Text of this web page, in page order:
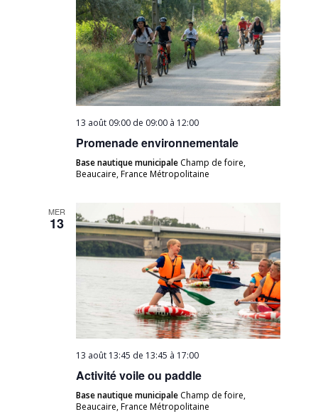
13 août 09:00 de 09:00 à 12:00
Promenade environnementale
Base nautique municipale Champ de foire,
Beaucaire, France Métropolitaine
MER
13
13 août 13:45 de 13:45 à 17:00
Activité voile ou paddle
Base nautique municipale Champ de foire,
Beaucaire, France Métropolitaine